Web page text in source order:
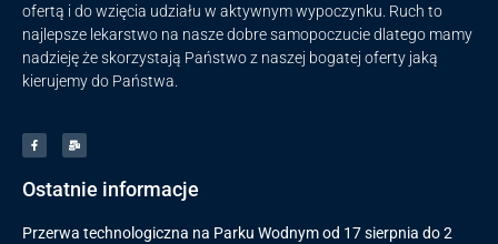
ofertą i do wzięcia udziału w aktywnym wypoczynku. Ruch to
najlepsze lekarstwo na nasze dobre samopoczucie dlatego mamy
nadzieję że skorzystają Państwo z naszej bogatej oferty jaką
kierujemy do Państwa.
Ostatnie informacje
Przerwa technologiczna na Parku Wodnym od 17 sierpnia do 2